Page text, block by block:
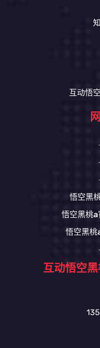
互动悟
悟空黑
悟空黑桃a
悟空黑桃
互动悟空